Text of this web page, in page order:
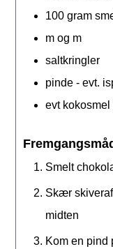
100 gram
m og m
saltkringler
pinde - evt.
evt
Smelt
Skær
midten
Kom en pind